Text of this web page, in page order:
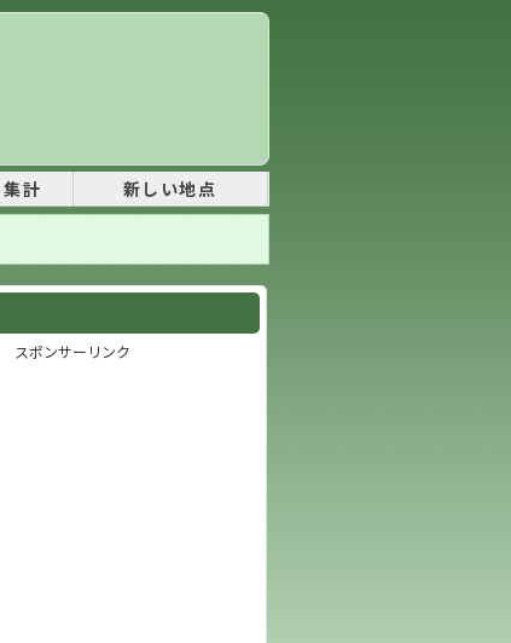
計 新しい地点
スポンサーリンク